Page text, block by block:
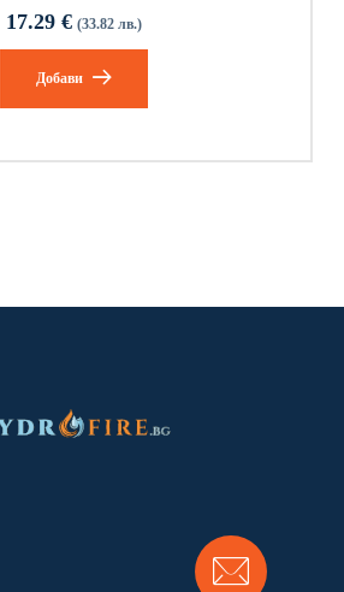
17.29€ (33.82 лв.)
Добави